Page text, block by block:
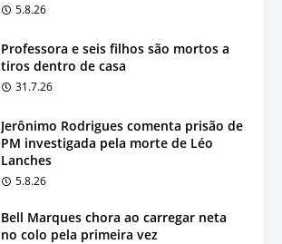
5.8.26
Professora e seis filhos são mortos a
tiros dentro de casa
31.7.26
Jerônimo Rodrigues comenta prisão de
PM investigada pela morte de Léo
Lanches
5.8.26
Bell Marques chora ao carregar neta
no colo pela primeira vez